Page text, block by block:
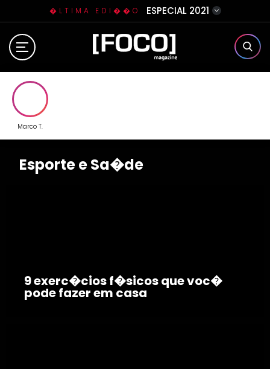
�LTIMA EDI��O ESPECIAL 2021
Home
Marco T.
Esporte e Sa�de
9 exerc�cios f�sicos que voc�
pode fazer em casa